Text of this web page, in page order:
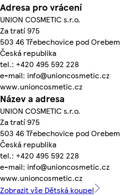
Adresa pro vrácení
UNION COSMETIC s.r.o.
Za tratí 975
503 46 Třebechovice pod Orebem
Česká republika
tel.: +420 495 592 228
e-mail: info@unioncosmetic.cz
www.unioncosmetic.cz
Název a adresa
UNION COSMETIC s.r.o.
Za tratí 975
503 46 Třebechovice pod Orebem
Česká republika
tel.: +420 495 592 228
e-mail: info@unioncosmetic.cz
www.unioncosmetic.cz
Zobrazit vše Dětská koupel